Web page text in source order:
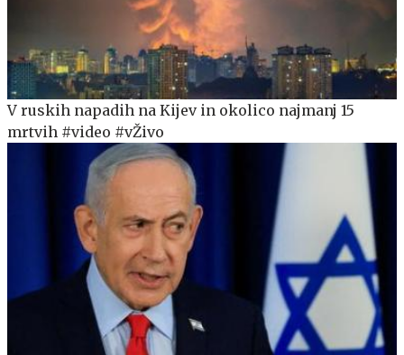
V ruskih napadih na Kijev in okolico najmanj 15
mrtvih #video #vŽivo